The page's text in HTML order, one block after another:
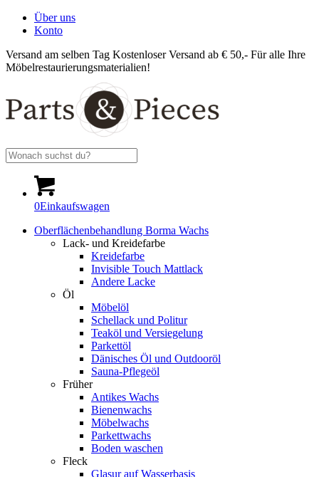
Über uns
Konto
Versand am selben Tag Kostenloser Versand ab € 50,- Für alle Ihre
Möbelrestaurierungsmaterialien!
0Einkaufswagen
Oberflächenbehandlung Borma Wachs
Lack- und Kreidefarbe
Kreidefarbe
Invisible Touch Mattlack
Andere Lacke
Öl
Möbelöl
Schellack und Politur
Teaköl und Versiegelung
Parkettöl
Dänisches Öl und Outdooröl
Sauna-Pflegeöl
Früher
Antikes Wachs
Bienenwachs
Möbelwachs
Parkettwachs
Boden waschen
Fleck
Glasur auf Wasserbasis